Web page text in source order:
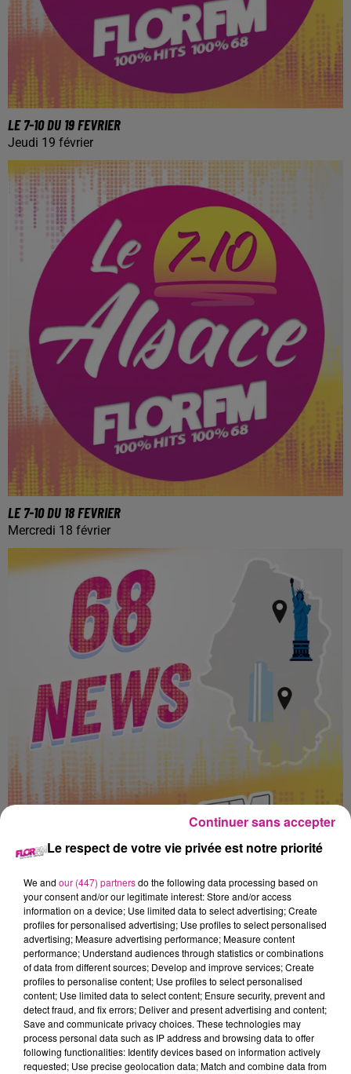
LE 7-10 DU 19 FEVRIER
Jeudi 19 février
LE 7-10 DU 18 FEVRIER
Mercredi 18 février
68 NEWS DU 17 FEVRIER
Les bons plans dans le Haut-Rhin
Le respect de votre vie privée est notre priorité
We and our (447) partnersdo the following data processing based on
your consent and/or our legitimate interest: Store and/or access
information on a device; Use limited data to select advertising; Create
profiles for personalised advertising; Use profiles to select personalised
advertising; Measure advertising performance; Measure content
performance; Understand audiences through statistics or combinations
of data from different sources; Develop and improve services; Create
profiles to personalise content; Use profiles to select personalised
content; Use limited data to select content; Ensure security, prevent and
detect fraud, and fix errors; Deliver and present advertising and content;
Save and communicate privacy choices. These technologies may
process personal data such as IP address and browsing data to offer
following functionalities: Identify devices based on information actively
requested; Use precise geolocation data; Match and combine data from
Continuer sans accepter